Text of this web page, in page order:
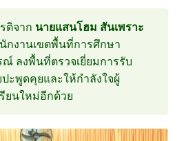
ติจาก นายแสนโฮม สันเพราะ
กงานเขตพื้นที่การศึกษา
ลงพื้นที่ตรวจเยี่ยมการรับ
ะพูดคุยและให้กำลังใจผู้
ยนใหม่อีกด้วย